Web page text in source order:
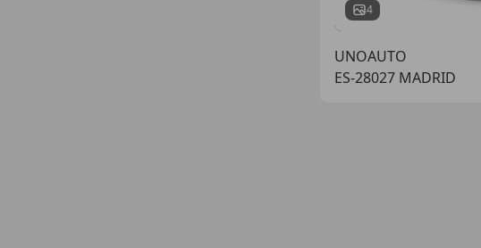
4
UNOAUTO
ES-28027 MADRID